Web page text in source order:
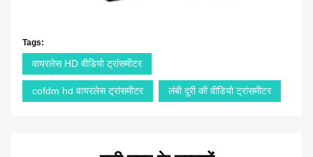
Tags:
वायरलेस HD वीडियो ट्रांसमीटर
cofdm hd वायरलेस ट्रांसमीटर लंबी दूरी की वीडियो ट्रांसमीटर